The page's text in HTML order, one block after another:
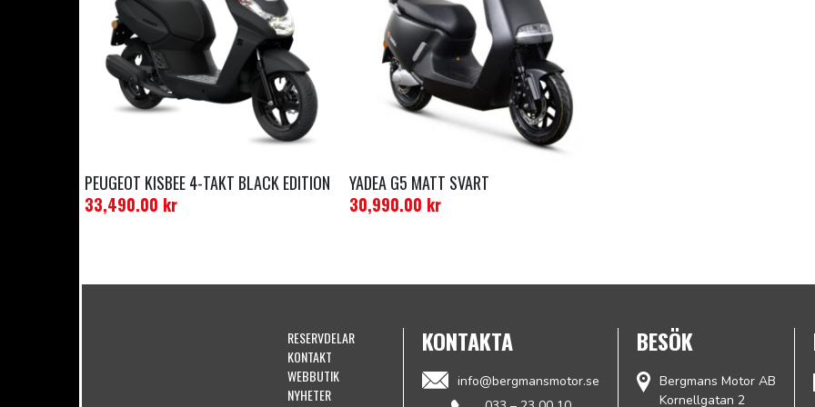
PEUGEOT KISBEE 4-TAKT BLACK EDITION
33,490.00 kr
YADEA G5 MATT SVART
30,990.00 kr
RESERVDELAR
KONTAKT
WEBBUTIK
NYHETER
KONTAKTA
info@bergmansmotor.se
BESÖK
Bergmans Motor AB
Kornellgatan 2